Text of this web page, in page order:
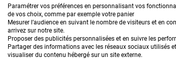
Paramétrer vos préférences en personnalisant vos
de vos choix, comme par exemple votre panier
Mesurer l’audience en suivant le nombre de visiteurs et en
arrivez sur notre site.
Proposer des publicités personnalisées et en suivre les
Partager des informations avec les réseaux sociaux utilisés
visualiser du contenu hébergé sur un site externe.